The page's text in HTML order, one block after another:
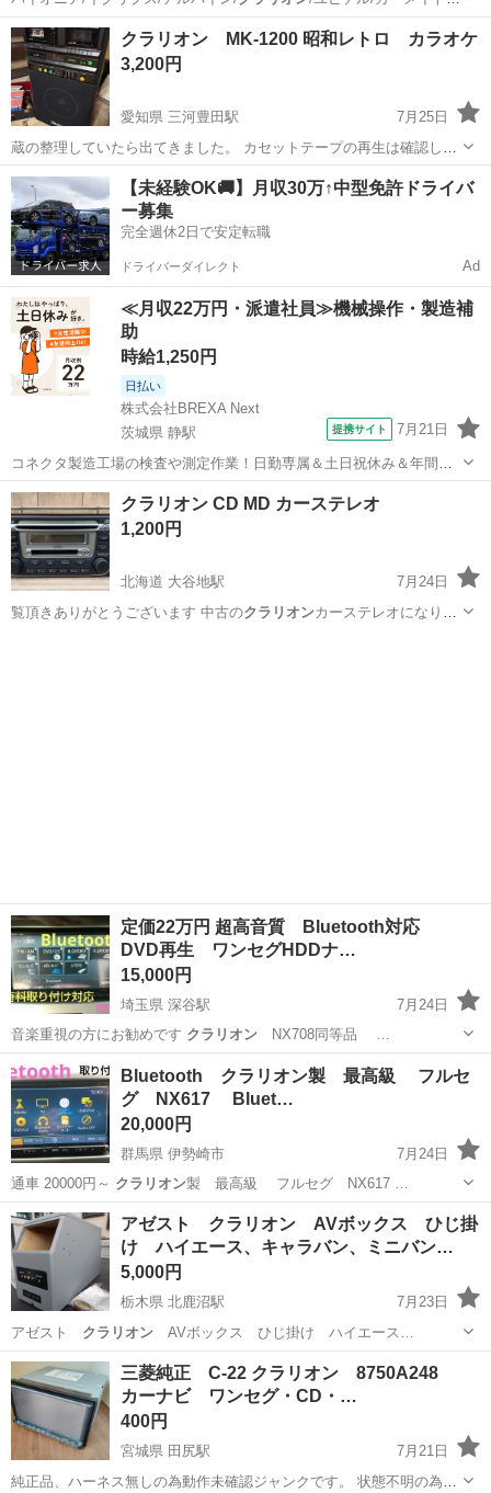
セルスター/…
高知 高知市 カーナビ、テレビ ギボシ端子
クラリオン MK-1200 昭和レトロ カラオケ
3,200円
愛知県 三河豊田駅
7月25日
蔵の整理していたら出てきました。 カセットテープの再生は確認しま
した。 セットのカラオケテープの使い方がわからないため、確認取れ
てません。 マイクは2個のうち1つは反応しない感じですが、もう１つ
は問題なくスピーカーも調...
愛知 豊田市 三河豊田駅 オーディオ クラリオン
【未経験OK🚚】月収30万↑中型免許ドライバ
ー募集
完全週休2日で安定転職
ドライバーダイレクト Ad
≪月収22万円・派遣社員≫機械操作・製造補
助
時給1,250円
日払い
株式会社BREXA Next
茨城県 静駅
提携サイト 7月21日
コネクタ製造工場の検査や測定作業！日勤専属＆土日祝休み＆年間休
日128日★クリーンルーム内作業★マイカー通勤OK＆無料駐車場あり
★就業先食堂利用可！日払い制度あり！《茨城県常陸大宮市》 人気の
工場のお仕事 ◇コネクタ製造工...
茨城 常陸大宮市
クラリオン CD MD カーステレオ
1,200円
北海道 大谷地駅
7月24日
覧頂きありがとうございます 中古のクラリオンカーステレオになりま
定価22万円 超高音質 Bluetooth対応
DVD再生 ワンセグHDDナ…
15,000円
埼玉県 深谷駅
7月24日
音楽重視の方にお勧めです クラリオン NX708同等品 …
埼玉 深谷市 カーナビ、テレビ 13インチ
Bluetooth クラリオン製 最高級 フルセ
グ NX617 Bluet…
20,000円
群馬県 伊勢崎市
7月24日
通車 20000円～ クラリオン製 最高級 フルセグ NX617 …
群馬 伊勢崎市 カーナビ、テレビ
アゼスト クラリオン AVボックス ひじ掛
け ハイエース、キャラバン、ミニバン…
5,000円
栃木県 北鹿沼駅
7月23日
アゼスト クラリオンAVボックス ひじ掛け ハイエース…
栃木 鹿沼市 北鹿沼駅 内装、インテリア
三菱純正 C-22 クラリオン 8750A248
カーナビ ワンセグ・CD・…
400円
宮城県 田尻駅
7月21日
純正品、ハーネス無しの為動作未確認ジャンクです。 状態不明の為、